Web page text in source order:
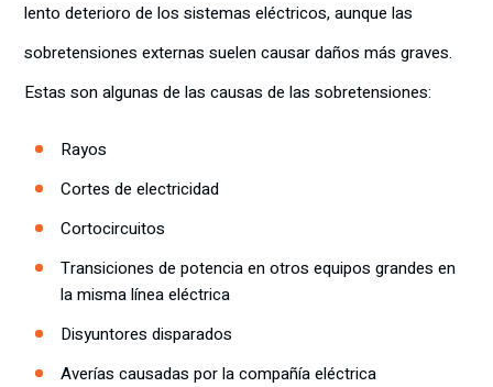
lento deterioro de los sistemas eléctricos, aunque las
sobretensiones externas suelen causar daños más graves.
Estas son algunas de las causas de las sobretensiones:
Rayos
Cortes de electricidad
Cortocircuitos
Transiciones de potencia en otros equipos grandes en
la misma línea eléctrica
Disyuntores disparados
Averías causadas por la compañía eléctrica